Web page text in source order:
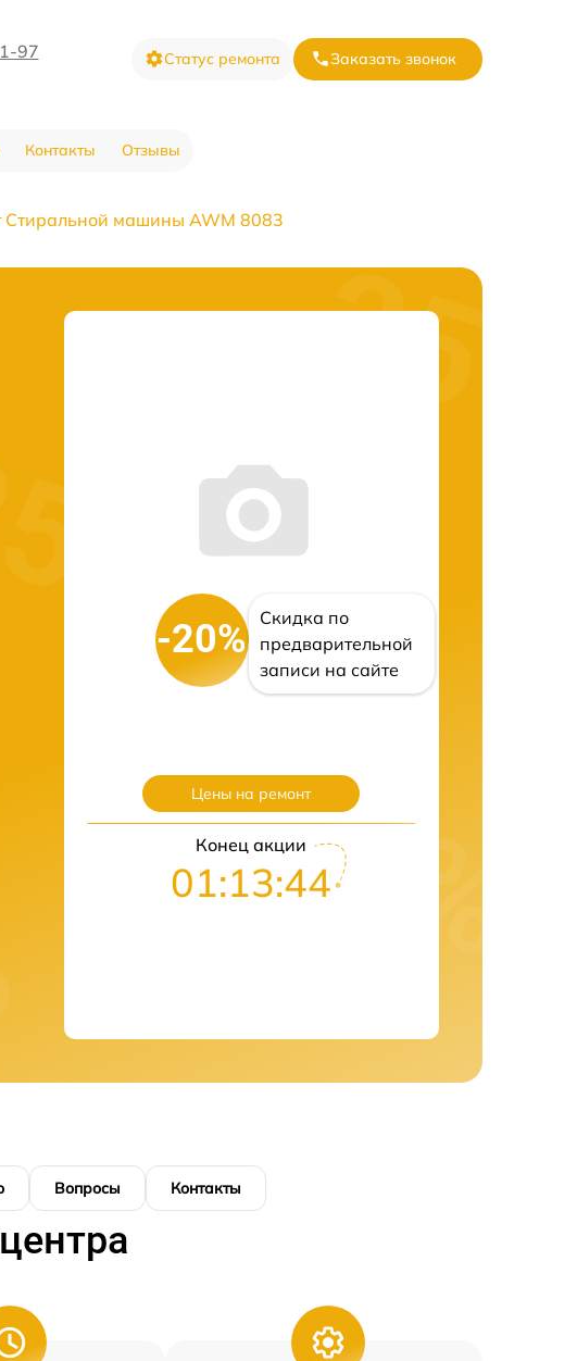
97 Статус ремонта Заказать звонок
Контакты Отзывы
Стиральной машины AWM 8083
-20%
Скидка по
предварительной
записи на сайте
Цены на ремонт
Конец акции
01:13:43
Вопросы Контакты